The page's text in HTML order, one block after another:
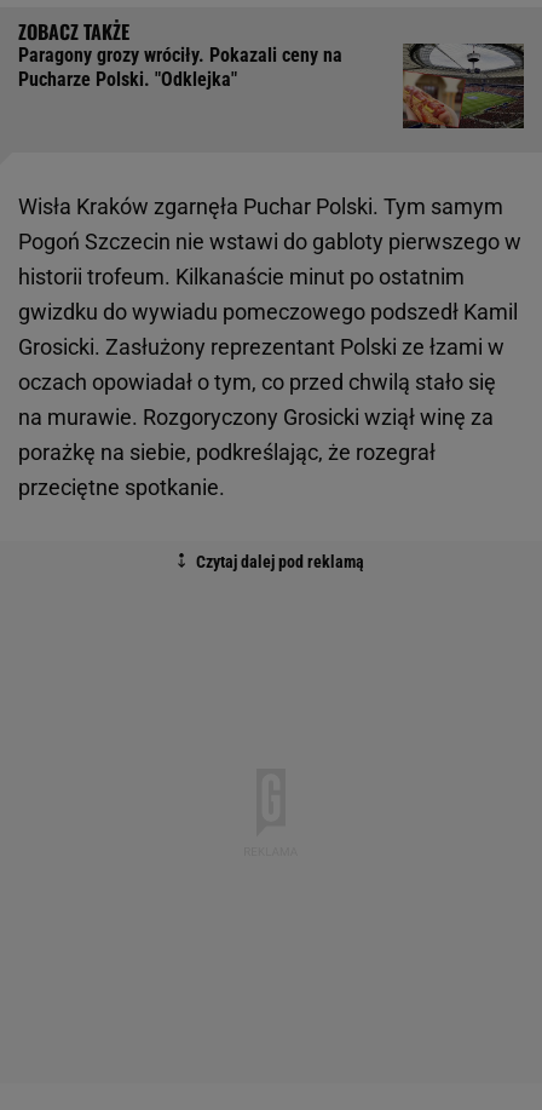
Paragony grozy wróciły. Pokazali ceny na
Pucharze Polski. "Odklejka"
Wisła Kraków zgarnęła Puchar Polski. Tym samym
Pogoń Szczecin nie wstawi do gabloty pierwszego w
historii trofeum. Kilkanaście minut po ostatnim
gwizdku do wywiadu pomeczowego podszedł Kamil
Grosicki. Zasłużony reprezentant Polski ze łzami w
oczach opowiadał o tym, co przed chwilą stało się
na murawie. Rozgoryczony Grosicki wziął winę za
porażkę na siebie, podkreślając, że rozegrał
przeciętne spotkanie.